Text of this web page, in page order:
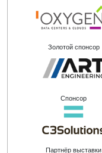
Золотой спонсор
Спонсор
Партнёр выставки